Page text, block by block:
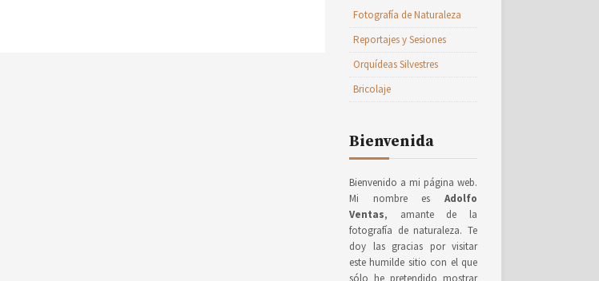
Fotografía de Naturaleza
Reportajes y Sesiones
Orquídeas Silvestres
Bricolaje
Bienvenida
Bienvenido a mi página web.
Mi nombre es Adolfo
Ventas, amante de la
fotografía de naturaleza. Te
doy las gracias por visitar
este humilde sitio con el que
sólo he pretendido mostrar